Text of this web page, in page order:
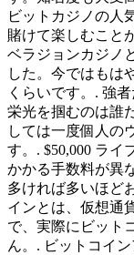
ビットカジノの人
賭けて楽しむこと
ベラジョンカジノ
した。今ではもは
くらいです。. 強
栄光を掴むのは誰
しては一度個人の
す。. $50,000 ライ
かかる手数料が異
多ければ多いほど
インとは、仮想通
で、実際にビット
ん。. ビットコイ